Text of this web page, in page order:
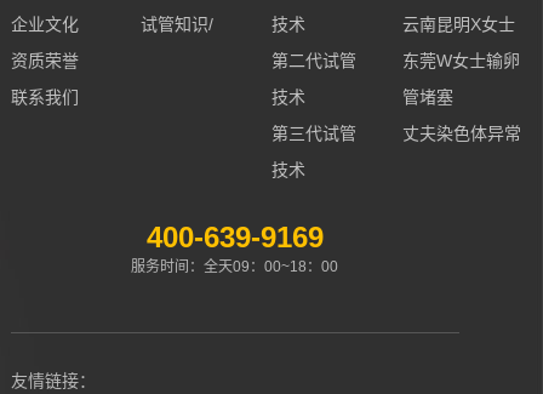
企业文化
资质荣誉
联系我们
试管知识/
技术
第二代试管
技术
第三代试管
技术
云南昆明X女士
东莞W女士输卵
管堵塞
丈夫染色体异常
400-639-9169
服务时间：全天09：00~18：00
友情链接：